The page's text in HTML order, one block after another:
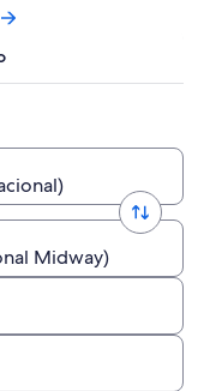
Midway)